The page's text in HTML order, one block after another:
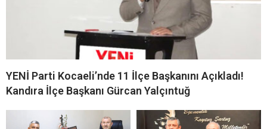
YENİ Parti Kocaeli’nde 11 İlçe Başkanını Açıkladı!
Kandıra İlçe Başkanı Gürcan Yalçıntuğ